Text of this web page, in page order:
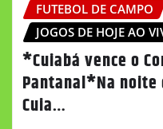
FUTEBOL DE CAMPO
JOGOS DE HOJE AO
*Cuiabá vence o
Pantanal*Na noite
Cuia…